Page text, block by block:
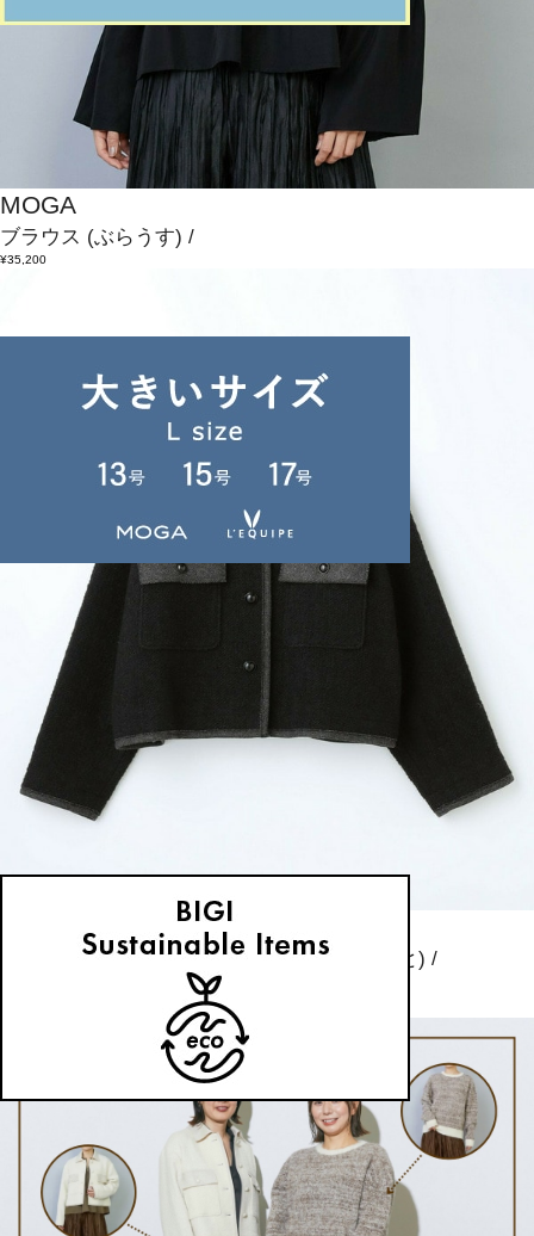
MOGA
ブラウス (ぶらうす) /
¥35,200
テーラードジャケット(てーらーどじゃけっと) /